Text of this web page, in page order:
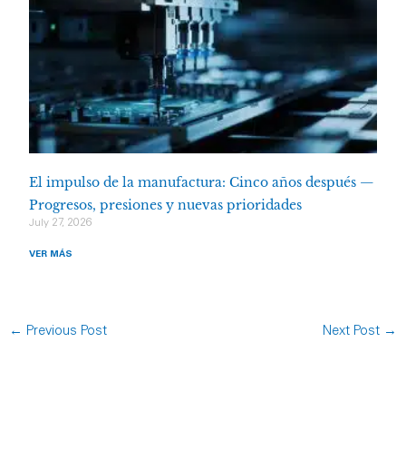
El impulso de la manufactura: Cinco años después —
Progresos, presiones y nuevas prioridades
July 27, 2026
VER MÁS
← Previous Post Next Post →